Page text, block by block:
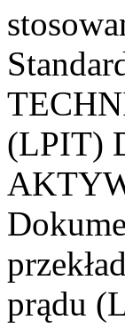
(LPIT)
prądu